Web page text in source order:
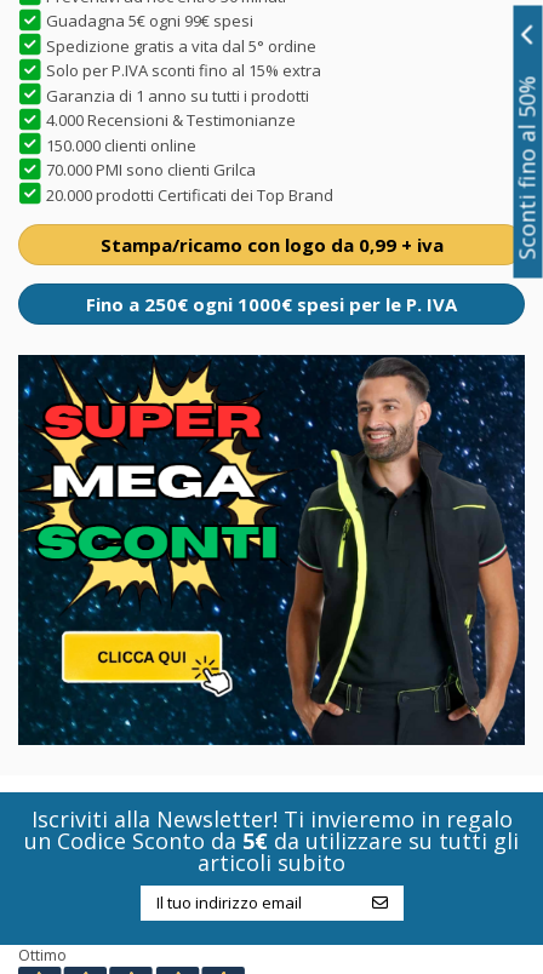
Guadagna 5€ ogni 99€ spesi
Spedizione gratis a vita dal 5° ordine
Solo per P.IVA sconti fino al 15% extra
Garanzia di 1 anno su tutti i prodotti
4.000 Recensioni & Testimonianze
150.000 clienti online
70.000 PMI sono clienti Grilca
20.000 prodotti Certificati dei Top Brand
Stampa/ricamo con logo da 0,99 + iva
Fino a 250€ ogni 1000€ spesi per le P. IVA
Iscriviti alla Newsletter! Ti invieremo in regalo
un Codice Sconto da 5€ da utilizzare su tutti gli
articoli subito
Ottimo
Sconti fino al 50%